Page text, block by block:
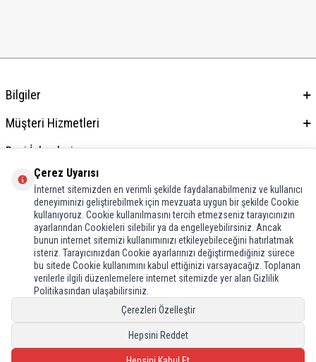
Bilgiler
Müşteri Hizmetleri
Bayi İşlemleri
Adres & İletişim
Çerez Uyarısı
İnternet sitemizden en verimli şekilde faydalanabilmeniz ve kullanıcı
deneyiminizi geliştirebilmek için mevzuata uygun bir şekilde Cookie
kullanıyoruz. Cookie kullanılmasını tercih etmezseniz tarayıcınızın
ayarlarından Cookieleri silebilir ya da engelleyebilirsiniz. Ancak
bunun internet sitemizi kullanımınızı etkileyebileceğini hatırlatmak
isteriz. Tarayıcınızdan Cookie ayarlarınızı değiştirmediğiniz sürece
bu sitede Cookie kullanımını kabul ettiğinizi varsayacağız. Toplanan
verilerle ilgili düzenlemelere internet sitemizde yer alan Gizlilik
Politikasından ulaşabilirsiniz.
Çerezleri Özelleştir
Hepsini Reddet